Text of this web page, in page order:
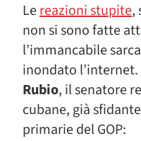
Lereazioni stupite,
non si sono fatte
l’immancabile
inondato
Rubio, il senatore
cubane, già
primarie del GOP: